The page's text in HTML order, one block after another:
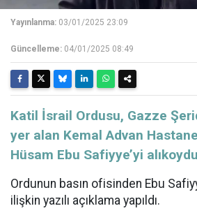
Yayınlanma: 03/01/2025 23:09
Güncelleme: 04/01/2025 08:49
Katil İsrail Ordusu, Gazze
yer alan Kemal Advan
Hüsam Ebu Safiyye’yi
Ordunun basın ofisinden Ebu
ilişkin yazılı açıklama yapıldı.